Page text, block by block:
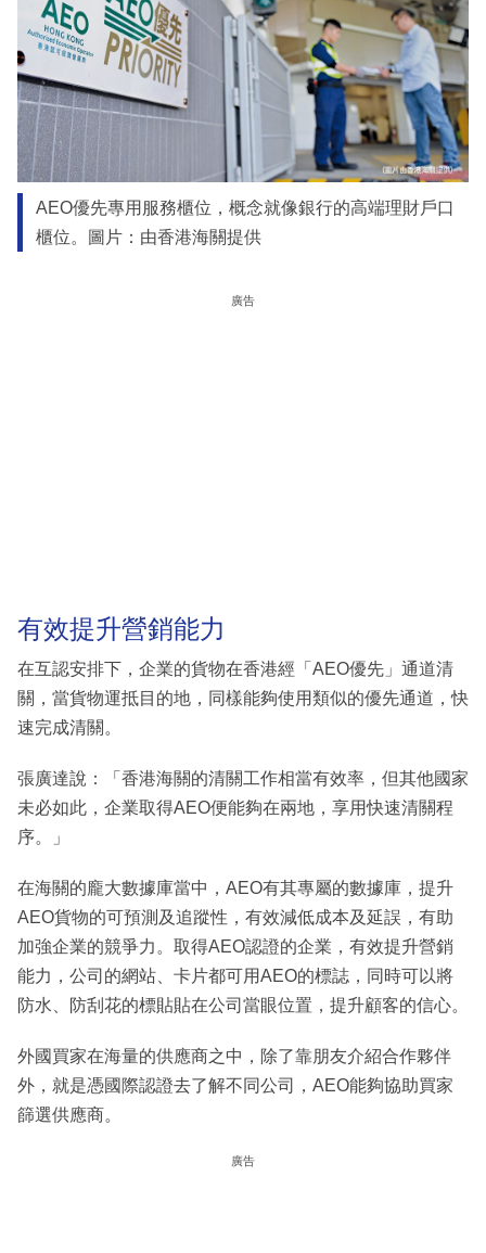
AEO優先專用服務櫃位，概念就像銀行的高端理財戶口
櫃位。圖片：由香港海關提供
廣告
有效提升營銷能力
在互認安排下，企業的貨物在香港經「AEO優先」通道清
關，當貨物運抵目的地，同樣能夠使用類似的優先通道，快
速完成清關。
張廣達說：「香港海關的清關工作相當有效率，但其他國家
未必如此，企業取得AEO便能夠在兩地，享用快速清關程
序。」
在海關的龐大數據庫當中，AEO有其專屬的數據庫，提升
AEO貨物的可預測及追蹤性，有效減低成本及延誤，有助
加強企業的競爭力。取得AEO認證的企業，有效提升營銷
能力，公司的網站、卡片都可用AEO的標誌，同時可以將
防水、防刮花的標貼貼在公司當眼位置，提升顧客的信心。
外國買家在海量的供應商之中，除了靠朋友介紹合作夥伴
外，就是憑國際認證去了解不同公司，AEO能夠協助買家
篩選供應商。
廣告